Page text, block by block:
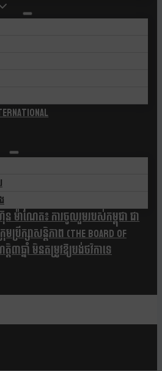
ន ម៉ាណែត៖ ការចូលរួមរបស់កម្ពុជា ជា
ប្រឹក្សាសន្តិភាព (The Board Of
៣ឆ្នាំ មិនតម្រូវឱ្យបង់ថវិកាទេ